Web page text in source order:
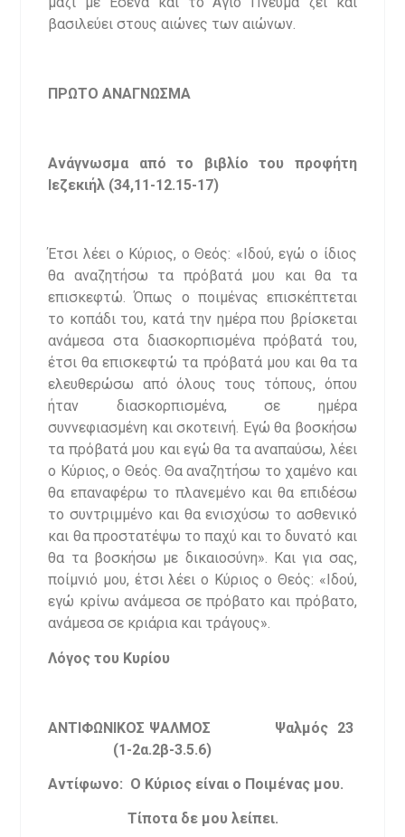
βασιλεύει στους αιώνες των αιώνων.
ΠΡΩΤΟ ΑΝΑΓΝΩΣΜΑ
Ανάγνωσμα από το βιβλίο του προφήτη
Ιεζεκιήλ (34,11-12.15-17)
Έτσι λέει ο Κύριος, ο Θεός: «Ιδού, εγώ ο ίδιος
θα αναζητήσω τα πρόβατά μου και θα τα
επισκεφτώ. Όπως ο ποιμένας επισκέπτεται
το κοπάδι του, κατά την ημέρα που βρίσκεται
ανάμεσα στα διασκορπισμένα πρόβατά του,
έτσι θα επισκεφτώ τα πρόβατά μου και θα τα
ελευθερώσω από όλους τους τόπους, όπου
ήταν διασκορπισμένα, σε ημέρα
συννεφιασμένη και σκοτεινή. Εγώ θα βοσκήσω
τα πρόβατά μου και εγώ θα τα αναπαύσω, λέει
ο Κύριος, ο Θεός. Θα αναζητήσω το χαμένο και
θα επαναφέρω το πλανεμένο και θα επιδέσω
το συντριμμένο και θα ενισχύσω το ασθενικό
και θα προστατέψω το παχύ και το δυνατό και
θα τα βοσκήσω με δικαιοσύνη». Και για σας,
ποίμνιό μου, έτσι λέει ο Κύριος ο Θεός: «Ιδού,
εγώ κρίνω ανάμεσα σε πρόβατο και πρόβατο,
ανάμεσα σε κριάρια και τράγους».
Λόγος του Κυρίου
ΑΝΤΙΦΩΝΙΚΟΣ ΨΑΛΜΟΣ Ψαλμός 23
(1-2α.2β-3.5.6)
Αντίφωνο: Ο Κύριος είναι ο Ποιμένας μου.
Τίποτα δε μου λείπει.